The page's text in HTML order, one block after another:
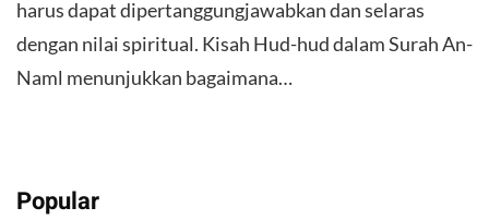
harus dapat dipertanggungjawabkan dan selaras
dengan nilai spiritual. Kisah Hud-hud dalam Surah An-
Naml menunjukkan bagaimana…
Popular